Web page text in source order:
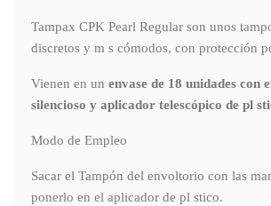
Tampax CPK Pearl Regular son unos
discretos y m s cómodos, con protección
Vienen en un envase de 18 unidades con
silencioso y aplicador telescópico de pl
Modo de Empleo
Sacar el Tampón del envoltorio con las
ponerlo en el aplicador de pl stico.